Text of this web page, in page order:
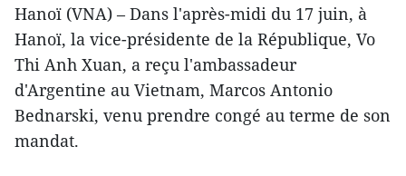
Hanoï (VNA) – Dans l'après-midi du 17 juin, à
Hanoï, la vice-présidente de la République, Vo
Thi Anh Xuan, a reçu l'ambassadeur
d'Argentine au Vietnam, Marcos Antonio
Bednarski, venu prendre congé au terme de son
mandat.